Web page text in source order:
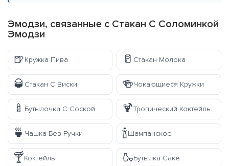
Эмодзи, связанные с Стакан С Соломинкой
Эмодзи
🍺Кружка Пива 🥛 Стакан Молока
🥃 Стакан С Виски 🍻Чокающиеся Кружки
🍼 Бутылочка С Соской 🍹Тропический Коктейль
🍵 Чашка Без Ручки 🍾Шампанское
🍸Коктейль 🍶Бутылка Саке